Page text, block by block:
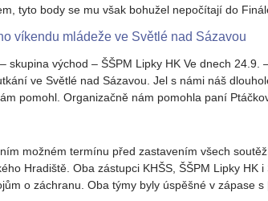
tyto body se mu však bohužel nepočítají do
víkendu mládeže ve Světlé nad Sázavou
skupina východ – ŠŠPM Lipky HK Ve dnech
ve Světlé nad Sázavou. Jel s námi náš
pomohl. Organizačně nám pomohla paní
možném termínu před zastavením všech
Hradiště. Oba zástupci KHŠS, ŠŠPM Lipky HK
o záchranu. Oba týmy byly úspěšné v zápase